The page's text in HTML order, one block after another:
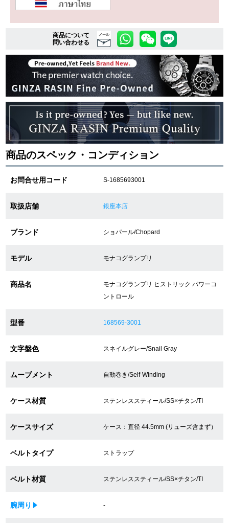
ショッピングローンの流れ
ショップサービス
保証・アフターサービス
ラッピングサービス
腕時計サイズ調整サービス
買取・下取りをご希望の方
買取・下取りはこちら
75%以上保証！中古商品高価買戻し
修理・メンテナンスをご希望の方
修理依頼をする
商品について
問い合わせる
メール
商品のスペック・コンディション
お問合せ用コード S-1685693001
取扱店舗 銀座本店
ブランド ショパール/Chopard
モデル モナコグランプリ
商品名
モナコグランプリ ヒストリック パワーコ
ントロール
型番 168569-3001
文字盤色 スネイルグレー/Snail Gray
ムーブメント 自動巻き/Self-Winding
ケース材質 ステンレススティール/SS×チタン/TI
ケースサイズ ケース：直径 44.5mm (リューズ含まず）
ベルトタイプ ストラップ
ベルト材質 ステンレススティール/SS×チタン/TI
腕周り -